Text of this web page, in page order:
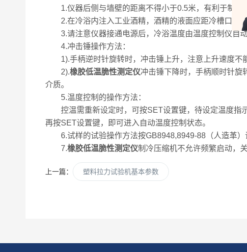
1.仪器后侧与墙壁的距离不得小于0.5米，有利于制冷
2.在冷浴内注入工业酒精，酒精的液面应距冷槽口
3.请注意仪器接通电源后，冷浴温度由温度控制仪自动
4.冲击锤操作方法：
1).手柄逆时针旋转时，冲击锤上升，注意上升速度不
2).橡胶低温脆性测定仪冲击锤下降时，手柄顺时针旋
介质。
5.温度控制的操作方法：
控温需重新设定时，可按SET设置键，待设定温度指
再按SET设置键，即可进入自动温度控制状态。
6.试样的试验操作方法按GB8948,8949-88（人造革）
7.橡胶低温脆性测定仪制冷压缩机不允许频繁启动，
上一篇： 塑料拉力试验机基本参数